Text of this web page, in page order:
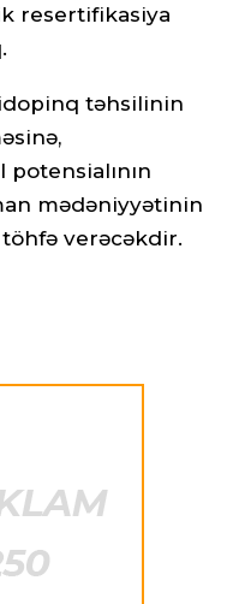
resertifikasiya
təhsilinin
mədəniyyətinin
verəcəkdir.